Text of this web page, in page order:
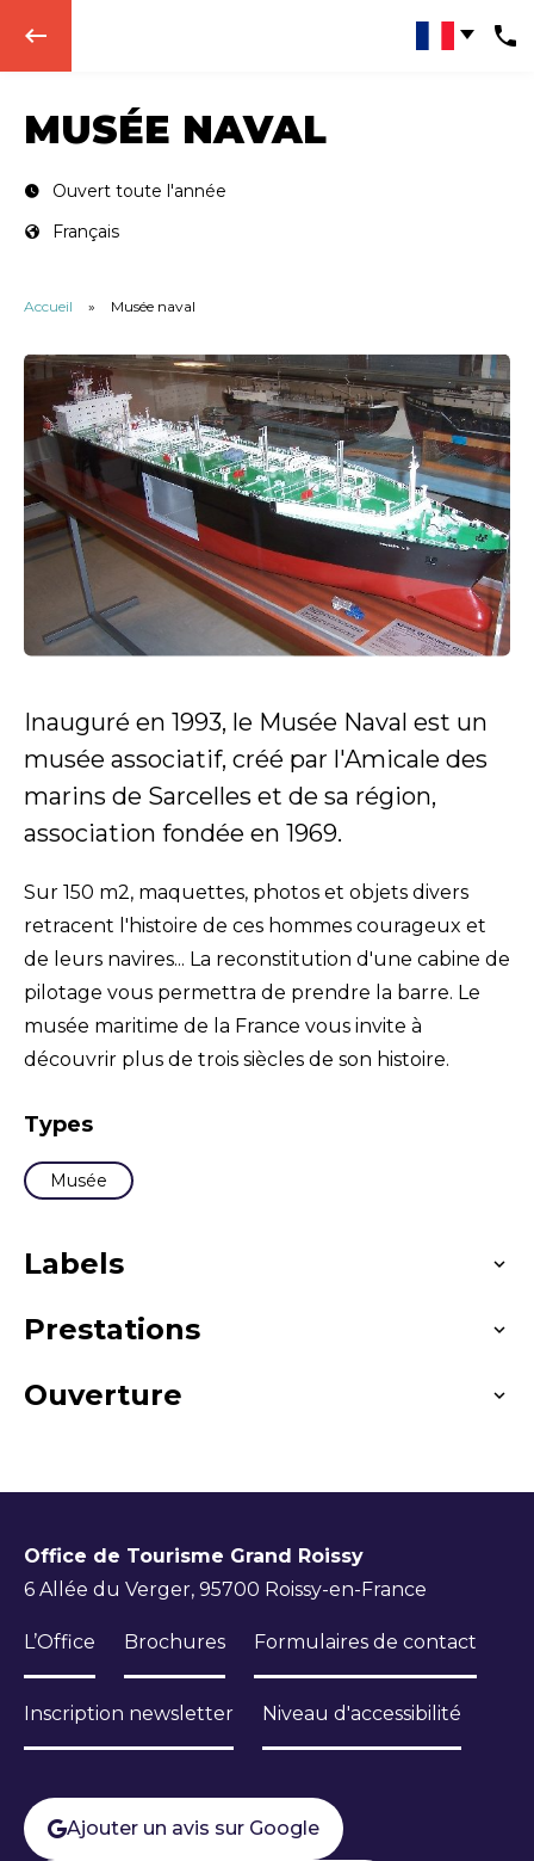
keyboard_backspace
MUSÉE NAVAL
Ouvert toute l'année
Français
Accueil » Musée naval
Inauguré en 1993, le Musée Naval est un
musée associatif, créé par l'Amicale des
marins de Sarcelles et de sa région,
association fondée en 1969.
Sur 150 m2, maquettes, photos et objets divers
retracent l'histoire de ces hommes courageux et
de leurs navires... La reconstitution d'une cabine de
pilotage vous permettra de prendre la barre. Le
musée maritime de la France vous invite à
découvrir plus de trois siècles de son histoire.
Types
Musée
Labels
Histoire Sciences et techniques
Industrie
Prestations
Langues parlées
Ouverture
Office de Tourisme Grand Roissy
6 Allée du Verger, 95700 Roissy-en-France
L’Office Brochures Formulaires de contact
Inscription newsletter Niveau d'accessibilité
Ajouter un avis sur Google